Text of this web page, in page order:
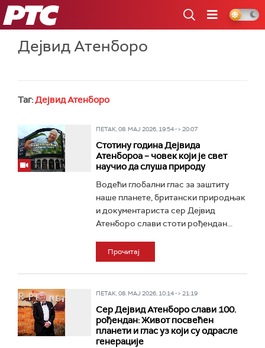
РТС
Дејвид Атенборо
Таг:Дејвид Атенборо
ПЕТАК, 08. МАЈ 2026, 19:54 -> 20:07
Стотину година Дејвида
Атенбороа – човек који је свет
научио да слуша природу
Водећи глобални глас за заштиту
наше планете, британски природњак
и документариста сер Дејвид
Атенборо слави стоти рођендан...
Прочитај
ПЕТАК, 08. МАЈ 2026, 10:14 -> 21:19
Сер Дејвид Атенборо слави 100.
рођендан: Живот посвећен
планети и глас уз који су одрасле
генерације